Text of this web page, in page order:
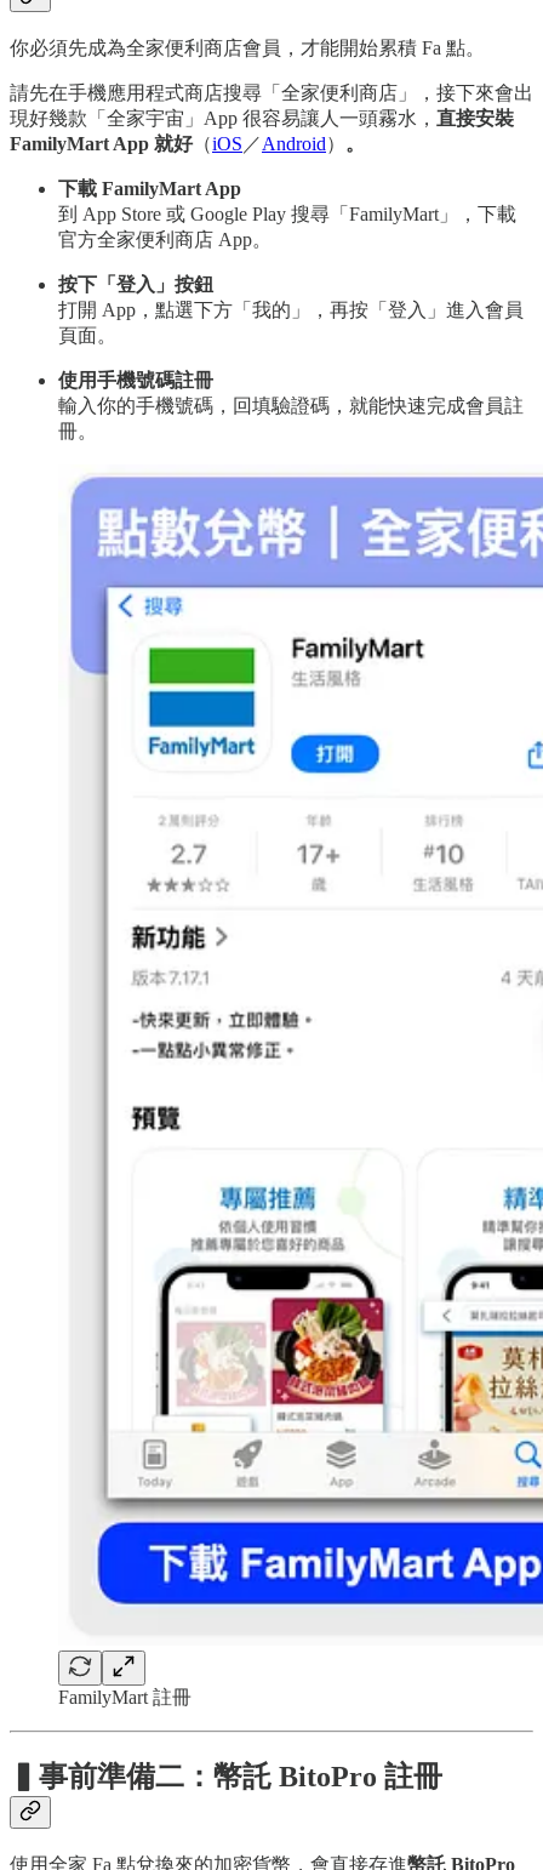
你必須先成為全家便利商店會員，才能開始累積 Fa 點。
請先在手機應用程式商店搜尋「全家便利商店」，接下來會出
現好幾款「全家宇宙」App 很容易讓人一頭霧水， 直接安裝
FamilyMart App 就好（iOS ／Android） 。
下載 FamilyMart App
到 App Store 或 Google Play 搜尋「FamilyMart」，下載
官方全家便利商店 App。
按下「登入」按鈕
打開 App，點選下方「我的」，再按「登入」進入會員
頁面。
使用手機號碼註冊
輸入你的手機號碼，回填驗證碼，就能快速完成會員註
冊。
FamilyMart 註冊
▍事前準備二：幣託 BitoPro 註冊
使用全家 Fa 點兌換來的加密貨幣，會直接存進幣託 BitoPro